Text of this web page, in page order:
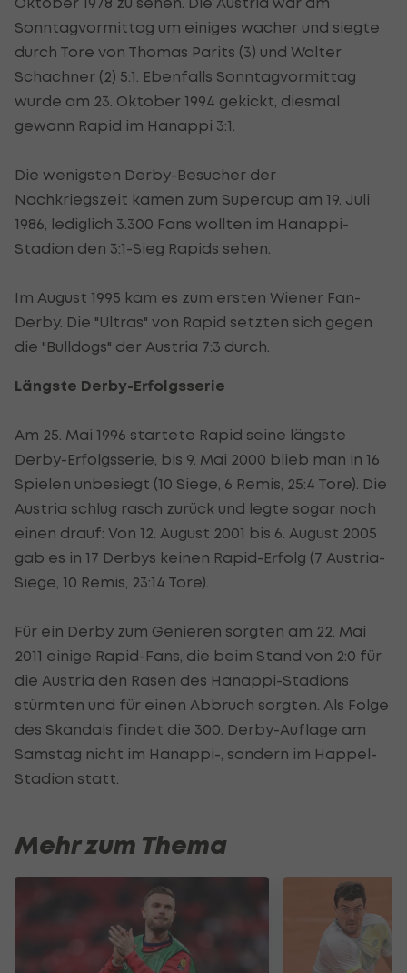
Sonntagvormittag um einiges wacher und siegte
durch Tore von Thomas Parits (3) und Walter
Schachner (2) 5:1. Ebenfalls Sonntagvormittag
wurde am 23. Oktober 1994 gekickt, diesmal
gewann Rapid im Hanappi 3:1.
Die wenigsten Derby-Besucher der
Nachkriegszeit kamen zum Supercup am 19. Juli
1986, lediglich 3.300 Fans wollten im Hanappi-
Stadion den 3:1-Sieg Rapids sehen.
Im August 1995 kam es zum ersten Wiener Fan-
Derby. Die "Ultras" von Rapid setzten sich gegen
die "Bulldogs" der Austria 7:3 durch.
Längste Derby-Erfolgsserie
Am 25. Mai 1996 startete Rapid seine längste
Derby-Erfolgsserie, bis 9. Mai 2000 blieb man in 16
Spielen unbesiegt (10 Siege, 6 Remis, 25:4 Tore). Die
Austria schlug rasch zurück und legte sogar noch
einen drauf: Von 12. August 2001 bis 6. August 2005
gab es in 17 Derbys keinen Rapid-Erfolg (7 Austria-
Siege, 10 Remis, 23:14 Tore).
Für ein Derby zum Genieren sorgten am 22. Mai
2011 einige Rapid-Fans, die beim Stand von 2:0 für
die Austria den Rasen des Hanappi-Stadions
stürmten und für einen Abbruch sorgten. Als Folge
des Skandals findet die 300. Derby-Auflage am
Samstag nicht im Hanappi-, sondern im Happel-
Stadion statt.
Mehr zum Thema